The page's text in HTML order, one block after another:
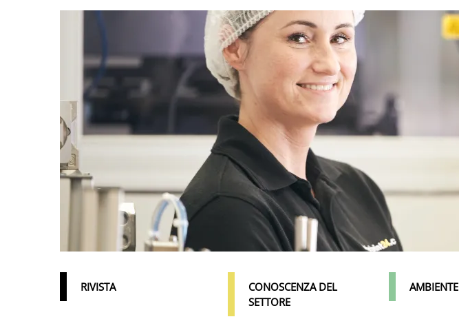
RIVISTA
CONOSCENZA DEL
SETTORE
AMBIENTE